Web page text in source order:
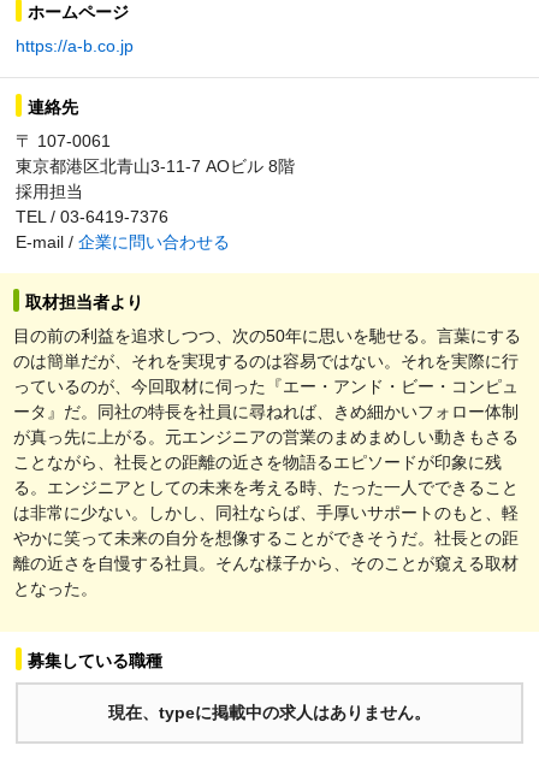
ホームページ
https://a-b.co.jp
連絡先
〒 107-0061
東京都港区北青山3-11-7 AOビル 8階
採用担当
TEL / 03-6419-7376
E-mail / 企業に問い合わせる
取材担当者より
目の前の利益を追求しつつ、次の50年に思いを馳せる。言葉にする
のは簡単だが、それを実現するのは容易ではない。それを実際に行
っているのが、今回取材に伺った『エー・アンド・ビー・コンピュ
ータ』だ。同社の特長を社員に尋ねれば、きめ細かいフォロー体制
が真っ先に上がる。元エンジニアの営業のまめまめしい動きもさる
ことながら、社長との距離の近さを物語るエピソードが印象に残
る。エンジニアとしての未来を考える時、たった一人でできること
は非常に少ない。しかし、同社ならば、手厚いサポートのもと、軽
やかに笑って未来の自分を想像することができそうだ。社長との距
離の近さを自慢する社員。そんな様子から、そのことが窺える取材
となった。
募集している職種
現在、typeに掲載中の求人はありません。